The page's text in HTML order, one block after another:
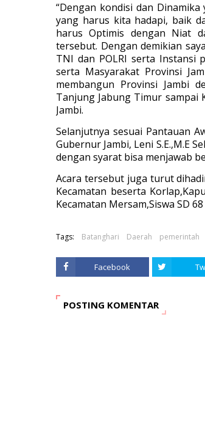
“Dengan kondisi dan
yang harus kita hadapi, baik
harus Optimis dengan Niat
tersebut. Dengan demikian
TNI dan POLRI serta Instansi
serta Masyarakat Provinsi
membangun Provinsi Jambi
Tanjung Jabung Timur sampai
Jambi.
Selanjutnya sesuai Pantauan
Gubernur Jambi, Leni S.E.,M.E
dengan syarat bisa menjawab
Acara tersebut juga turut
Kecamatan beserta
Kecamatan Mersam,Siswa SD
Tags: Batanghari Daerah pemerintah
Facebook
POSTING KOMENTAR